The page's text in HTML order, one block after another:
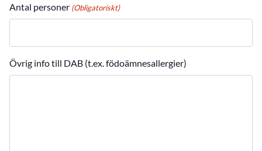
Antal personer (Obligatoriskt)
Övrig info till DAB (t.ex. födoämnesallergier)